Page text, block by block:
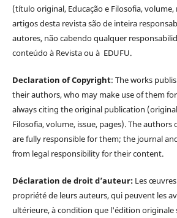
(título original, Educação e Filosofia, volume,
artigos desta revista são de inteira
autores, não cabendo qualquer
conteúdo à Revista ou à EDUFU.
Declaration of Copyright: The works
their authors, who may make use of them
always citing the original publication
Filosofia, volume, issue, pages). The
are fully responsible for them; the journal
from legal responsibility for their content.
Déclaration de droit d’auteur: Les
propriété de leurs auteurs, qui peuvent les
ultérieure, à condition que l'édition